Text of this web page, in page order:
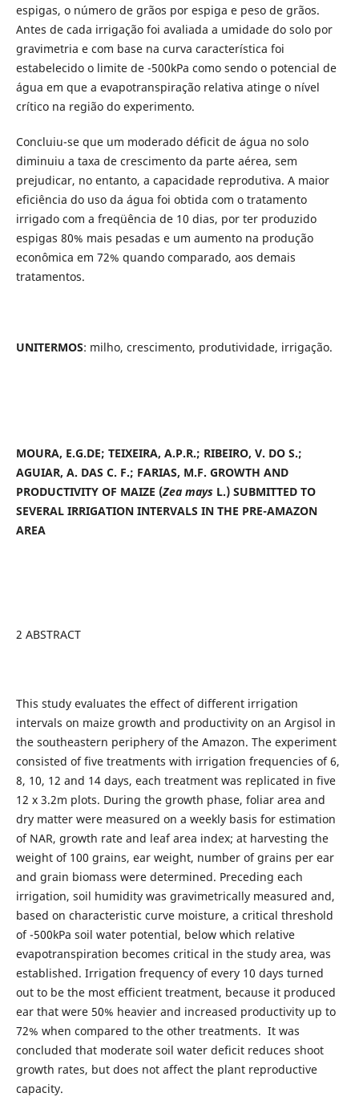
espigas, o número de grãos por espiga e peso de grãos.
Antes de cada irrigação foi avaliada a umidade do solo por
gravimetria e com base na curva característica foi
estabelecido o limite de -500kPa como sendo o potencial de
água em que a evapotranspiração relativa atinge o nível
crítico na região do experimento.
Concluiu-se que um moderado déficit de água no solo
diminuiu a taxa de crescimento da parte aérea, sem
prejudicar, no entanto, a capacidade reprodutiva. A maior
eficiência do uso da água foi obtida com o tratamento
irrigado com a freqüência de 10 dias, por ter produzido
espigas 80% mais pesadas e um aumento na produção
econômica em 72% quando comparado, aos demais
tratamentos.
UNITERMOS: milho, crescimento, produtividade, irrigação.
MOURA, E.G.DE; TEIXEIRA, A.P.R.; RIBEIRO, V. DO S.;
AGUIAR, A. DAS C. F.; FARIAS, M.F. GROWTH AND
PRODUCTIVITY OF MAIZE (Zea maysL.) SUBMITTED TO
SEVERAL IRRIGATION INTERVALS IN THE PRE-AMAZON
AREA
2 ABSTRACT
This study evaluates the effect of different irrigation
intervals on maize growth and productivity on an Argisol in
the southeastern periphery of the Amazon. The experiment
consisted of five treatments with irrigation frequencies of 6,
8, 10, 12 and 14 days, each treatment was replicated in five
12 x 3.2m plots. During the growth phase, foliar area and
dry matter were measured on a weekly basis for estimation
of NAR, growth rate and leaf area index; at harvesting the
weight of 100 grains, ear weight, number of grains per ear
and grain biomass were determined. Preceding each
irrigation, soil humidity was gravimetrically measured and,
based on characteristic curve moisture, a critical threshold
of -500kPa soil water potential, below which relative
evapotranspiration becomes critical in the study area, was
established. Irrigation frequency of every 10 days turned
out to be the most efficient treatment, because it produced
ear that were 50% heavier and increased productivity up to
72% when compared to the other treatments. It was
concluded that moderate soil water deficit reduces shoot
growth rates, but does not affect the plant reproductive
capacity.